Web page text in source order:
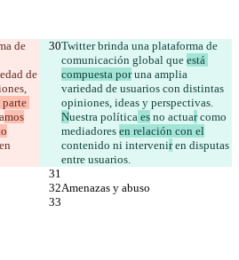
de
de
mos
en
Twitter brinda una plataforma de
comunicación global que está
compuesta por una amplia
variedad de usuarios con distintas
opiniones, ideas y perspectivas.
Nuestra política es no actuar como
mediadores en relación con el
contenido ni intervenir en disputas
entre usuarios.
Amenazas y abuso